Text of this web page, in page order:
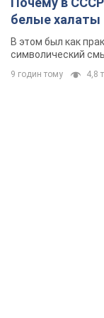
белые халаты
В этом был как
символический
9 годин тому 4,8